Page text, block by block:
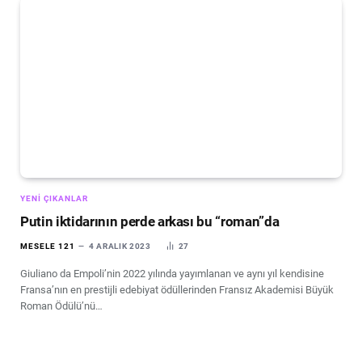
YENI ÇIKANLAR
Putin iktidarının perde arkası bu “roman”da
MESELE 121 4 ARALIK 2023 27
Giuliano da Empoli’nin 2022 yılında yayımlanan ve aynı yıl kendisine
Fransa’nın en prestijli edebiyat ödüllerinden Fransız Akademisi Büyük
Roman Ödülü’nü…